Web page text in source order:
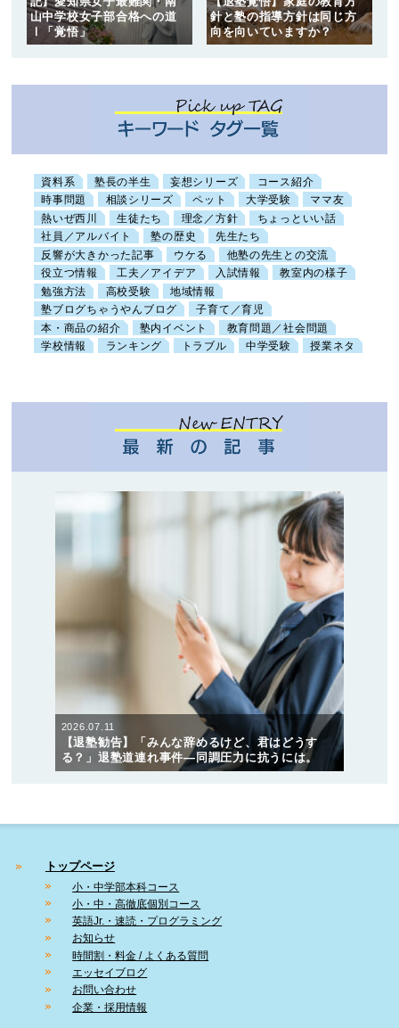
山中学校女子部合格への道
Ⅰ「覚悟」
針と塾の指導方針は同じ方
向を向いていますか？
資料系 塾長の半生 妄想シリーズ
コース紹介
時事問題
相談シリーズ ペット 大学受験
ママ友
熱いぜ西川
生徒たち 理念／方針
ちょっといい話
社員／アルバイト
塾の歴史
先生たち
反響が大きかった記事
ウケる
他塾の先生との交流
役立つ情報
工夫／アイデア 入試情報
教室内の様子
勉強方法
高校受験
地域情報
塾ブログちゃうやんブログ
子育て／育児
本・商品の紹介
塾内イベント
教育問題／社会問題
学校情報
ランキング トラブル 中学受験 授業ネタ
2026.07.11
【退塾勧告】「みんな辞めるけど、君はどうす
る？」退塾道連れ事件―同調圧力に抗うには。
トップページ
小・中学部本科コース
小・中・高徹底個別コース
英語Jr.・速読・プログラミング
お知らせ
時間割・料金 / よくある質問
エッセイブログ
お問い合わせ
企業・採用情報